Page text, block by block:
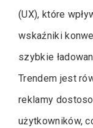
(UX), które
wskaźniki
szybkie
Trendem jest
reklamy
użytkowników,